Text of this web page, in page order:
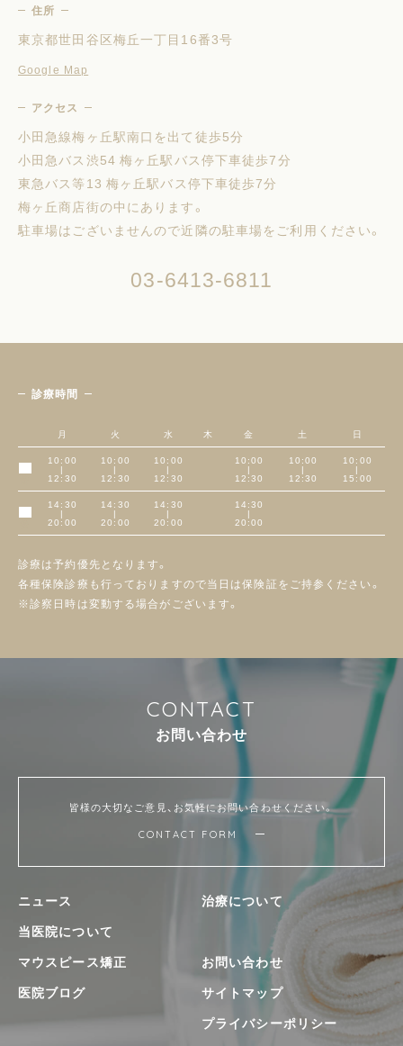
住所
東京都世田谷区梅丘一丁目16番3号
Google Map
アクセス
小田急線梅ヶ丘駅南口を出て徒歩5分
小田急バス渋54 梅ヶ丘駅バス停下車徒歩7分
東急バス等13 梅ヶ丘駅バス停下車徒歩7分
梅ヶ丘商店街の中にあります。
駐車場はございませんので近隣の駐車場をご利用ください。
03-6413-6811
診療時間
月 火 水 木 金 土 日
10:00
|
12:30
10:00
|
12:30
10:00
|
12:30
10:00
|
12:30
10:00
|
12:30
10:00
|
15:00
14:30
|
20:00
14:30
|
20:00
14:30
|
20:00
14:30
|
20:00
診療は予約優先となります。
各種保険診療も行っておりますので当日は保険証をご持参ください。
※診察日時は変動する場合がございます。
CONTACT
お問い合わせ
皆様の大切なご意見、お気軽にお問い合わせください。
CONTACT FORM
ニュース
当医院について
治療について
マウスピース矯正
医院ブログ
お問い合わせ
サイトマップ
プライバシーポリシー